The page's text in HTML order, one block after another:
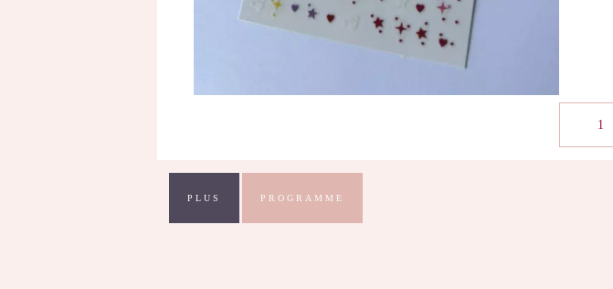
PLUS PROGRAMME